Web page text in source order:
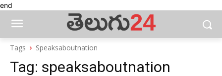
end
Tags Speaksaboutnation
Tag: speaksaboutnation